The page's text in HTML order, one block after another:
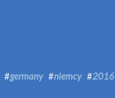
#germany #niemcy #2016